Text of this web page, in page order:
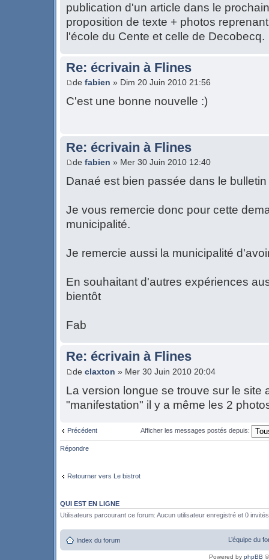
publication d'un article dans le
proposition de texte + photos
l'école du Cente et celle de Decobecq.
Re: écrivain à Flines
de fabien » Dim 20 Juin 2010 21:56
C'est une bonne nouvelle :)
Re: écrivain à Flines
de fabien » Mer 30 Juin 2010 12:40
Danaé est bien passée dans le
Je vous remercie donc pour cette
municipalité.
Je remercie aussi la municipalité
En souhaitant d'autres expériences
bientôt
Fab
Re: écrivain à Flines
de claxton » Mer 30 Juin 2010 20:04
La version longue se trouve sur le site
"manifestation" il y a même les 2
Précédent Afficher les messages postés depuis:
Répondre
Retourner vers Le bistrot
QUI EST EN LIGNE
Utilisateurs parcourant ce forum: Aucun utilisateur enregistré et 0 invités
Index du forum L’équipe du
Powered by phpBB